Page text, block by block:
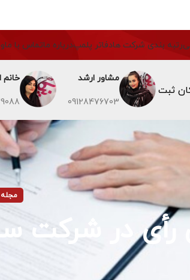
رتبه بندی شرکت هادفاتر پلمپدرباره ماتماس با ما
ثبت
مشاور ارشد
09128476703
رأی در شرکت